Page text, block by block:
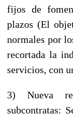
fijos de
plazos (El
normales por
recortada la
servicios, con
3) Nueva
subcontratas: